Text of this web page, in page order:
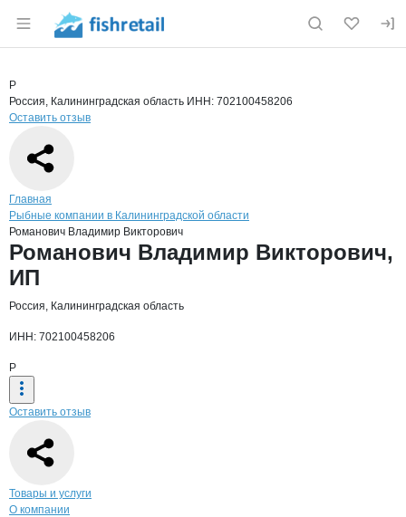
Раздел навигации по сайту fishretail.ru
Страница компании
Страница компании
Краткая информация о компании
Р
Россия, Калининградская область ИНН: 702100458206
Оставить отзыв
Навигация по сайту
Главная
Рыбные компании в Калининградской области
Романович Владимир Викторович
Основная информация о компании
Романович Владимир Викторович,
ИП
Россия, Калининградская область
ИНН: 702100458206
Р
Оставить отзыв
Навигация по странице
Товары и услуги
О компании